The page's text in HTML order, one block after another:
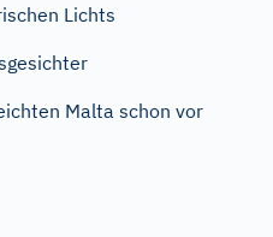
Lichts
Malta schon vor